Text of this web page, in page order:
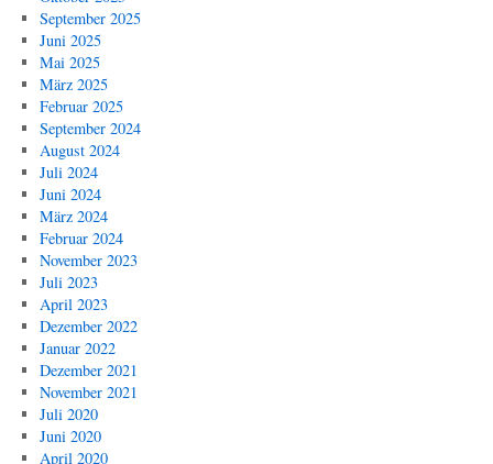
September 2025
Juni 2025
Mai 2025
März 2025
Februar 2025
September 2024
August 2024
Juli 2024
Juni 2024
März 2024
Februar 2024
November 2023
Juli 2023
April 2023
Dezember 2022
Januar 2022
Dezember 2021
November 2021
Juli 2020
Juni 2020
April 2020